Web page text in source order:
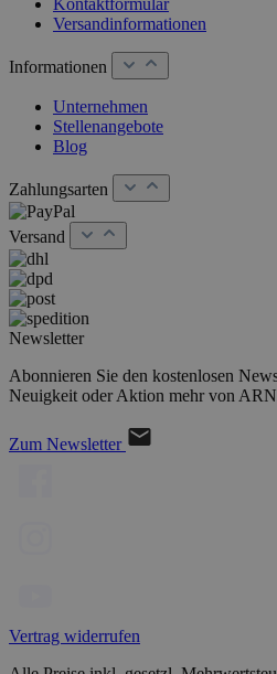
Versandinformationen
Informationen
Unternehmen
Stellenangebote
Blog
Zahlungsarten
Versand
Newsletter
Abonnieren Sie den kostenlosen
Neuigkeit oder Aktion mehr von
Zum Newsletter
Vertrag widerrufen